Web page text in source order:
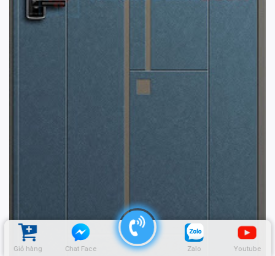
Giỏ hàng Chat Face Zalo Youtube